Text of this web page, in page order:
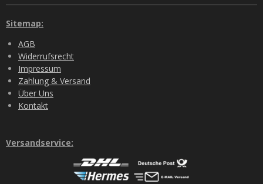
Sitemap:
AGB
Widerrufsrecht
Impressum
Zahlung & Versand
Über Uns
Kontakt
Versandservice: